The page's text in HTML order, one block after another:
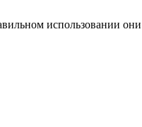
использовании